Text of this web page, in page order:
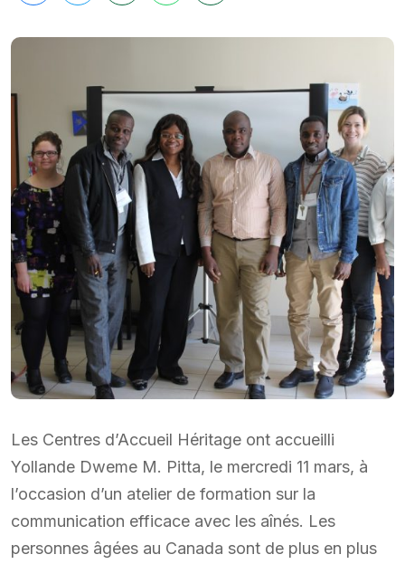
Les Centres d’Accueil Héritage ont accueilli
Yollande Dweme M. Pitta, le mercredi 11 mars, à
l’occasion d’un atelier de formation sur la
communication efficace avec les aînés. Les
personnes âgées au Canada sont de plus en plus